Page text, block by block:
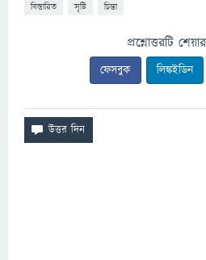
বিস্তারিত সৃষ্টি চিন্তা
প্রশ্নোত্তরটি
ফেসবুক লিঙ্কইডিন